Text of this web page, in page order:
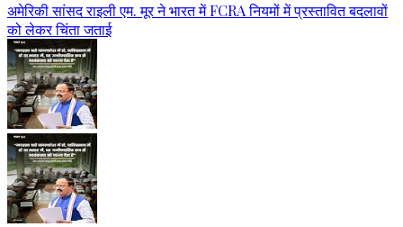
अमेरिकी सांसद राइली एम. मूर ने भारत में FCRA नियमों में प्रस्तावित बदलावों
को लेकर चिंता जताई